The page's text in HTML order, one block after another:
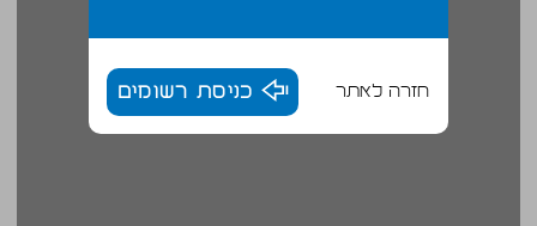
חזרה לאתר כניסת רשומים